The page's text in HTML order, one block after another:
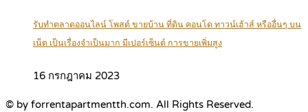
รับทำตลาดออนไลน์ โพสต์ ขายบ้าน ที่ดิน คอนโด ทาวน์เฮ้าส์ หรืออื่นๆ บน
เน็ต เป็นเรื่องจำเป็นมาก มีเปอร์เซ็นต์ การขายเพิ่มสูง
16 กรกฎาคม 2023
© by forrentapartmentth.com. All Rights Reserved.